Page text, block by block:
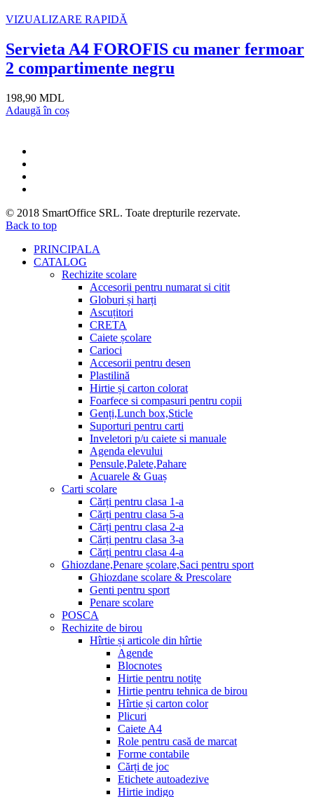
VIZUALIZARE RAPIDĂ
Servieta A4 FOROFIS cu maner fermoar
2 compartimente negru
198,90 MDL
Adaugă în coș
© 2018 SmartOffice SRL. Toate drepturile rezervate.
Back to top
PRINCIPALA
CATALOG
Rechizite scolare
Accesorii pentru numarat si citit
Globuri și harți
Ascuțitori
CRETA
Caiete școlare
Carioci
Accesorii pentru desen
Plastilină
Hirtie și carton colorat
Foarfece si compasuri pentru copii
Genți,Lunch box,Sticle
Suporturi pentru carti
Inveletori p/u caiete si manuale
Agenda elevului
Pensule,Palete,Pahare
Acuarele & Guaș
Carti scolare
Cărți pentru clasa 1-a
Cărți pentru clasa 5-a
Cărți pentru clasa 2-a
Cărți pentru clasa 3-a
Cărți pentru clasa 4-a
Ghiozdane,Penare școlare,Saci pentru sport
Ghiozdane scolare & Prescolare
Genti pentru sport
Penare scolare
POSCA
Rechizite de birou
Hîrtie și articole din hîrtie
Agende
Blocnotes
Hirtie pentru notițe
Hirtie pentru tehnica de birou
Hîrtie și carton color
Plicuri
Caiete A4
Role pentru casă de marcat
Forme contabile
Cărți de joc
Etichete autoadezive
Hirtie indigo